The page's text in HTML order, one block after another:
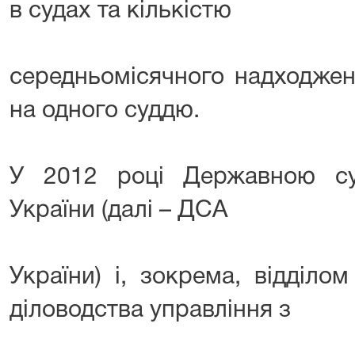
в судах та кількістю
середньомісячного
на одного суддю.
У 2012 році Державною
України (далі – ДСА
України) і, зокрема,
діловодства управління з